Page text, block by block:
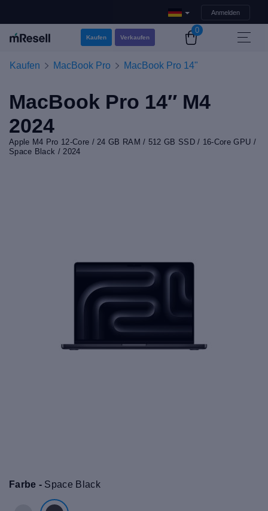
Anmelden
Kaufen Verkaufen
0
Kaufen MacBook Pro MacBook Pro 14"
MacBook Pro 14″ M4
2024
Apple M4 Pro 12-Core / 24 GB RAM / 512 GB SSD / 16-Core GPU /
Space Black / 2024
Farbe - Space Black